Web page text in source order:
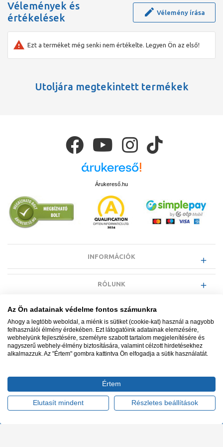
Vélemények és
értékelések
Vélemény írása
Ezt a terméket még senki nem értékelte. Legyen Ön az első!
Utoljára megtekintett termékek
Árukereső.hu
INFORMÁCIÓK
RÓLUNK
EGYÉB INFORMÁCIÓK
VÁSÁRLÓI INFORMÁCIÓK
Minden jog fenntartva. © Adatkezelés nyilvántartási száma NAIH-
Ügyfélszolgálat: +36 1 700 3500
Az Ön adatainak védelme fontos számunkra
Ahogy a legtöbb weboldal, a miénk is sütiket (cookie-kat) használ a nagyobb
felhasználói élmény érdekében. Ezt látogatóink adatainak elemzésére,
webhelyünk fejlesztésére, személyre szabott tartalom megjelenítésére és
nagyszerű webhely-élmény biztosítására, valamint célzott hirdetésekhez
alkalmazzuk. Az "Értem" gombra kattintva Ön elfogadja a sütik használatát.
Értem
Elutasít mindent Részletes beállítások